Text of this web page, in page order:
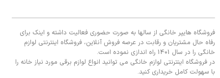
فروشگاه هایپر خانگی از سالها به صورت حضوری فعالیت داشته و اینک برای
رفاه حال مشتریان و رقابت در عرصه فروش آنلاین، فروشگاه اینترنتی لوازم
خانگی را در سال 1401 راه اندازی نموده است.
در فروشگاه اینترنتی لوازم خانگی می توانید انواع لوازم برقی مورد نیاز خانه را
با سهولت کامل خریداری کنید.